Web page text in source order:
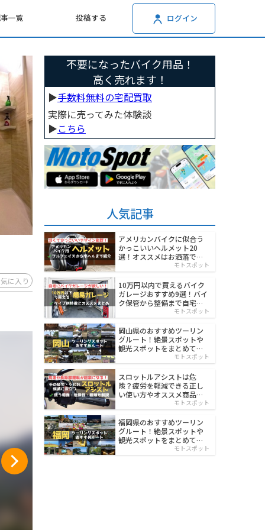
一覧 投稿する ログイン
に入り
不要になったバイク用品！
高く売れます！
▶︎手数料無料の宅配買取
実際に売ってみた体験談
▶︎こちら
人気記事
アメリカンバイクに似合う
かっこいいヘルメット20
選！オススメはお洒落でワ
モトスポット
10万円以内で買えるバイク
ガレージおすすめ9選！バイ
ク保管から整備まで自宅で
モトスポット
岡山県のおすすめツーリン
グルート！絶景スポットや
観光スポットをまとめて紹
モトスポット
スロットルアシストは危
険？疲労を軽減できる正し
い使い方やオススメ商品を
モトスポット
福岡県のおすすめツーリン
グルート！絶景スポットや
観光スポットをまとめて紹
モトスポット